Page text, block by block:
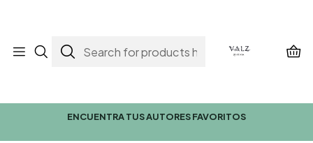
ENCUENTRA TUS AUTORES FAVORITOS